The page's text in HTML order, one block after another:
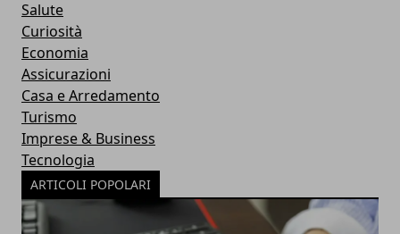
Salute
Curiosità
Economia
Assicurazioni
Casa e Arredamento
Turismo
Imprese & Business
Tecnologia
ARTICOLI POPOLARI